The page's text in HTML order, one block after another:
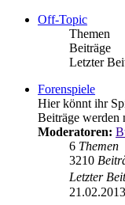
Off-Topic
Themen
Beiträge
Letzter
Forenspiele
Hier könnt ihr
Beiträge werden
Moderatoren:
6 Themen
3210
Letzter